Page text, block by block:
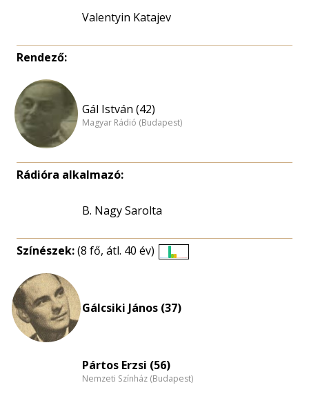
Valentyin Katajev
Rendező:
Gál István (42)
Magyar Rádió (Budapest)
Rádióra alkalmazó:
B. Nagy Sarolta
Színészek:(8 fő, átl. 40 év)
Gálcsiki János (37)
Pártos Erzsi (56)
Nemzeti Színház (Budapest)